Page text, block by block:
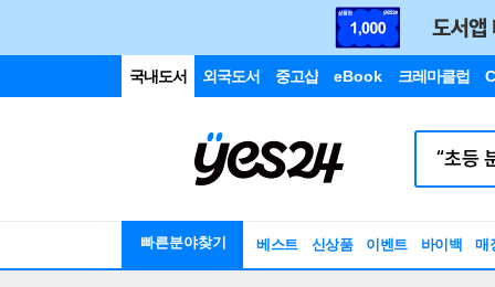
국내도서 외국도서 중고샵 eBook 크레마클럽
빠른분야찾기 베스트 신상품 이벤트 바이백 매